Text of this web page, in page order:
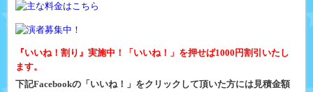
『いいね！割り』実施中！「いいね！」を押せば1000円割引いたし
ます。
下記Facebookの「いいね！」をクリックして頂いた方には見積金額